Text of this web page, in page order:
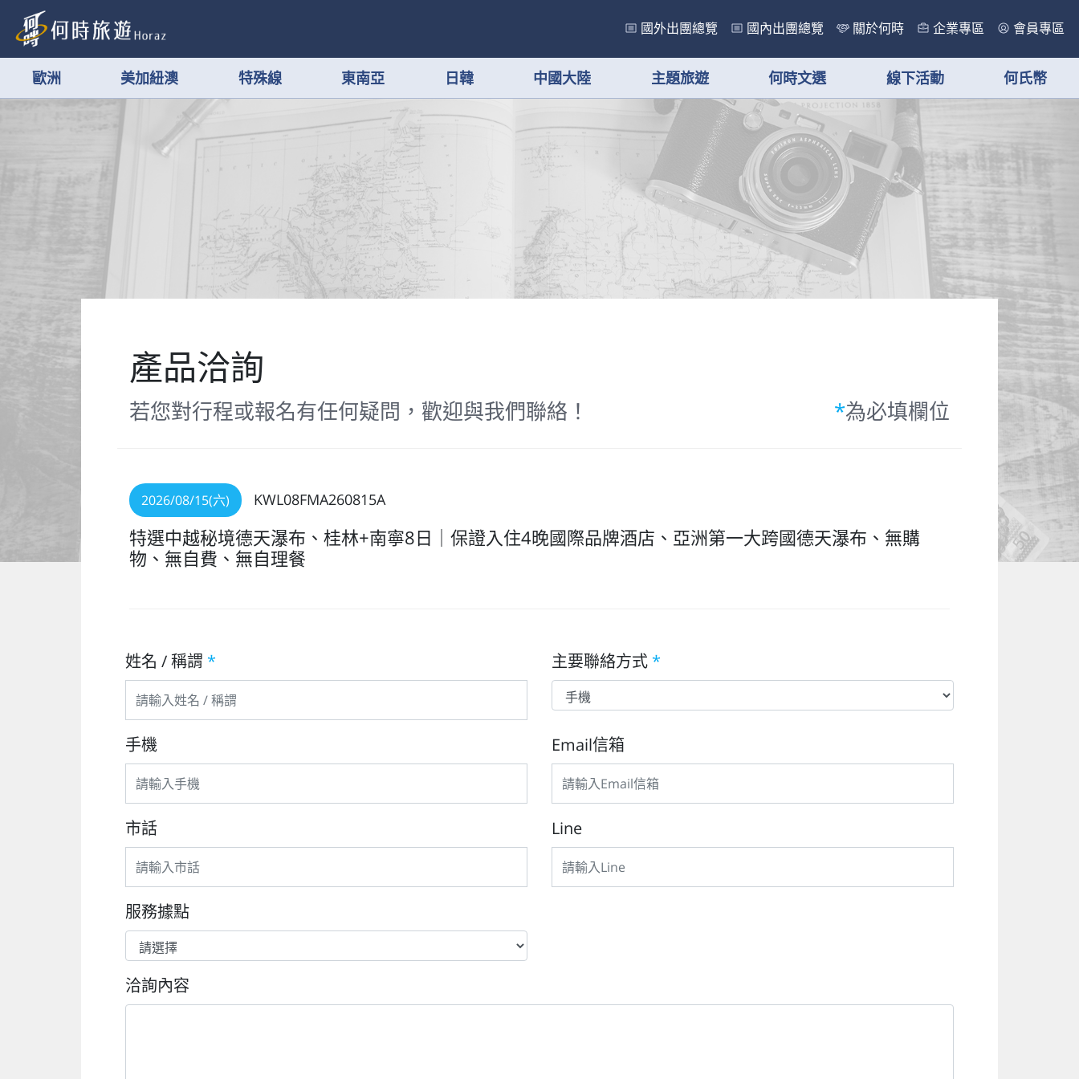
國外出團總覽 國內出團總覽 關於何時 企業專區 會員專區
歐洲 美加紐澳 特殊線 東南亞 日韓 中國大陸 主題旅遊 何時文選 線下活動 何氏幣
產品洽詢
若您對行程或報名有任何疑問，歡迎與我們聯絡！ *為必填欄位
2026/08/15(六) KWL08FMA260815A
特選中越秘境德天瀑布、桂林+南寧8日｜保證入住4晚國際品牌酒店、亞洲第一大跨國德天瀑布、無購
物、無自費、無自理餐
姓名 / 稱謂 * 主要聯絡方式 *
手機 Email信箱
市話 Line
服務據點
洽詢內容